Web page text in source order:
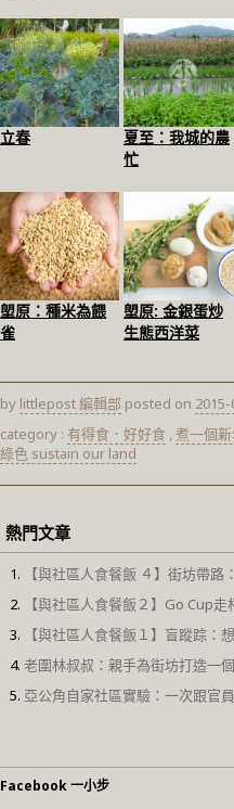
立春
夏至：我城的農
忙
塱原：種米為餵
雀
塱原: 金銀蛋炒
生態西洋菜
by littlepost 編輯部 posted on
category : 有得食．好好食 ,煮一個
綠色 sustain our land
熱門文章
【與社區人食餐飯 ４】街坊帶
【與社區人食餐飯２】Go Cup
【與社區人食餐飯１】盲蹤踪：
老圍林叔叔：親手為街坊打造一
亞公角自家社區實驗：一次跟官
Facebook 一小步